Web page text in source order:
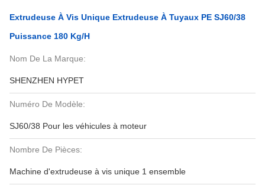
Extrudeuse À Vis Unique Extrudeuse À Tuyaux PE SJ60/38
Puissance 180 Kg/h
Nom De La Marque:
SHENZHEN HYPET
Numéro De Modèle:
SJ60/38 Pour les véhicules à moteur
Nombre De Pièces:
Machine d'extrudeuse à vis unique 1 ensemble